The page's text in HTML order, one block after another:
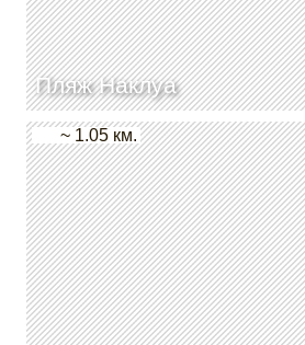
Пляж Наклуа
~ 1.05 км.